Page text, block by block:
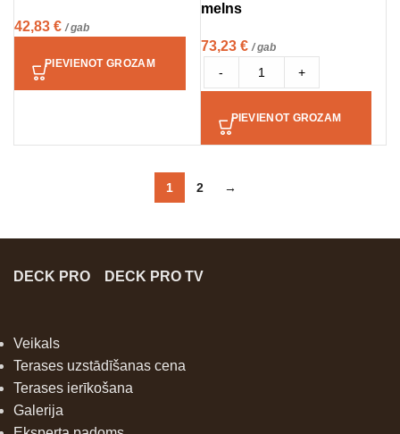
42,83 € / gab
PIEVIENOT GROZAM
melns
73,23 € / gab
- +
PIEVIENOT GROZAM
1 2 →
DECK PRO DECK PRO TV
Veikals
Terases uzstādīšanas cena
Terases ierīkošana
Galerija